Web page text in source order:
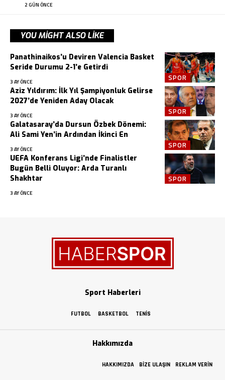
2 GÜN ÖNCE
YOU MIGHT ALSO LIKE
SPOR
Panathinaikos’u Deviren Valencia Basket
Seride Durumu 2-1’e Getirdi
3 AY ÖNCE
SPOR
Aziz Yıldırım: İlk Yıl Şampiyonluk Gelirse
2027’de Yeniden Aday Olacak
3 AY ÖNCE
SPOR
Galatasaray’da Dursun Özbek Dönemi:
Ali Sami Yen’in Ardından İkinci En
3 AY ÖNCE
SPOR
UEFA Konferans Ligi’nde Finalistler
Bugün Belli Oluyor: Arda Turanlı
Shakhtar
3 AY ÖNCE
Sport Haberleri
FUTBOL BASKETBOL TENIS
Hakkımızda
HAKKIMIZDA BIZE ULAŞIN REKLAM VERIN